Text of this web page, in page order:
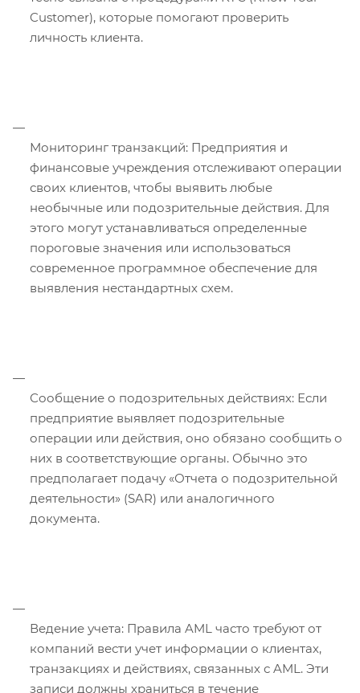
Customer), которые помогают проверить
личность клиента.
Мониторинг транзакций: Предприятия и
финансовые учреждения отслеживают операции
своих клиентов, чтобы выявить любые
необычные или подозрительные действия. Для
этого могут устанавливаться определенные
пороговые значения или использоваться
современное программное обеспечение для
выявления нестандартных схем.
Сообщение о подозрительных действиях: Если
предприятие выявляет подозрительные
операции или действия, оно обязано сообщить о
них в соответствующие органы. Обычно это
предполагает подачу «Отчета о подозрительной
деятельности» (SAR) или аналогичного
документа.
Ведение учета: Правила AML часто требуют от
компаний вести учет информации о клиентах,
транзакциях и действиях, связанных с AML. Эти
записи должны храниться в течение